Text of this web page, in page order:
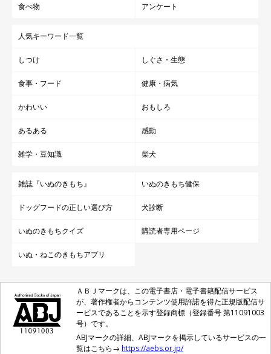
食べ物 アンケート
人気キーワード一覧
しつけ しぐさ・生態
食事・フード 健康・病気
かわいい おもしろ
あるある 感動
雑学・豆知識 柴犬
雑誌『いぬのきもち』 いぬのきもち健保
ドッグフードの正しい選び方 犬診断
いぬのきもちクイズ 購読者専用ページ
いぬ・ねこのきもちアプリ
ＡＢＪマークは、この電子書店・電子書籍配信サービス
が、著作権者からコンテンツ使用許諾を得た正規版配信サ
ービスであることを示す登録商標（登録番号 第11091003
号）です。
ABJマークの詳細、ABJマークを掲示しているサービスの一
覧はこちら→ https://aebs.or.jp/